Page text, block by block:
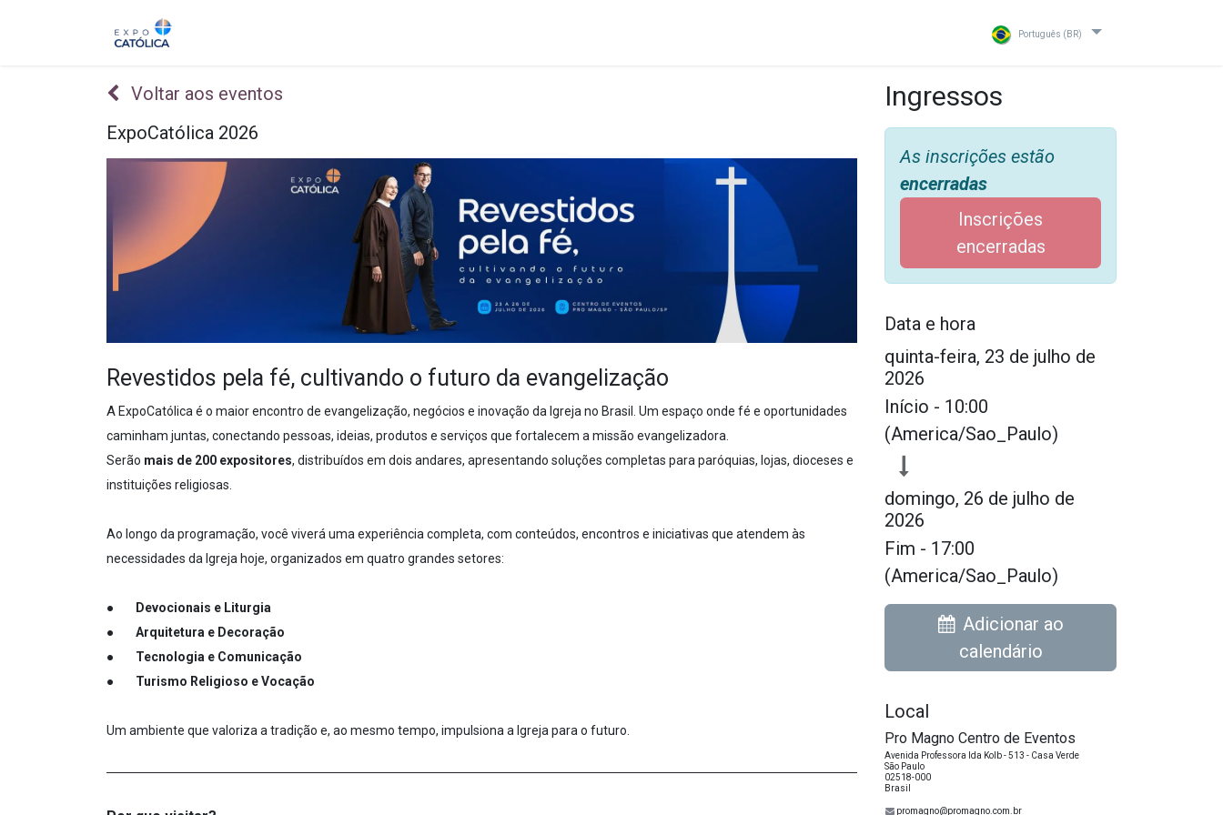
Português (BR)
Voltar aos eventos
ExpoCatólica 2026
Revestidos pela fé, cultivando o futuro da evangelização
AExpoCatólica é o maior encontro de evangelização, negócios e inovação da Igreja no Brasil. Um espaço onde fé e oportunidades
caminham juntas, conectando pessoas, ideias, produtos e serviços que fortalecem a missão evangelizadora.
Serão mais de 200 expositores, distribuídos em dois andares, apresentando soluções completas para paróquias, lojas, dioceses e
instituições religiosas.
Ao longo da programação, você viverá uma experiência completa, com conteúdos, encontros e iniciativas que atendem às
necessidades da Igreja hoje, organizados em quatro grandes setores:
● Devocionais e Liturgia
● Arquitetura e Decoração
● Tecnologia e Comunicação
● Turismo Religioso e Vocação
Um ambiente que valoriza a tradição e, ao mesmo tempo, impulsiona a Igreja para o futuro.
Ingressos
As inscrições estão
encerradas
Inscrições
encerradas
Data e hora
quinta-feira, 23 de julho de
2026
Início - 10:00
(America/Sao_Paulo)
domingo, 26 de julho de
2026
Fim - 17:00
(America/Sao_Paulo)
Adicionar ao
calendário
Local
Pro Magno Centro de Eventos
Avenida Professora Ida Kolb - 513 - Casa Verde
São Paulo
02518-000
Brasil
promagno@promagno.com.br